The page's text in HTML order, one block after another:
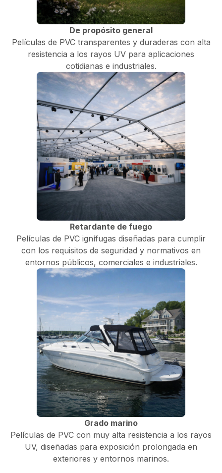
De propósito general
Películas de PVC transparentes y duraderas con alta
resistencia a los rayos UV para aplicaciones
cotidianas e industriales.
Retardante de fuego
Películas de PVC ignífugas diseñadas para cumplir
con los requisitos de seguridad y normativos en
entornos públicos, comerciales e industriales.
Grado marino
Películas de PVC con muy alta resistencia a los rayos
UV, diseñadas para exposición prolongada en
exteriores y entornos marinos.